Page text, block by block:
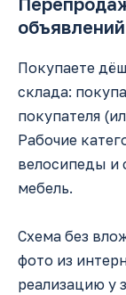
объявлений
Покупаете
склада:
покупателя
Рабочие
велосипеды и
мебель.
Схема без
фото из
реализацию у